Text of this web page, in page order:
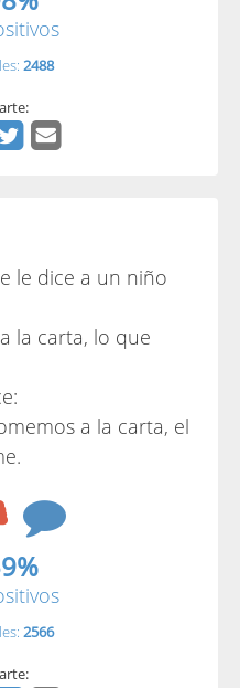
2488
le dice a un niño
la carta, lo que
a la carta, el
2566